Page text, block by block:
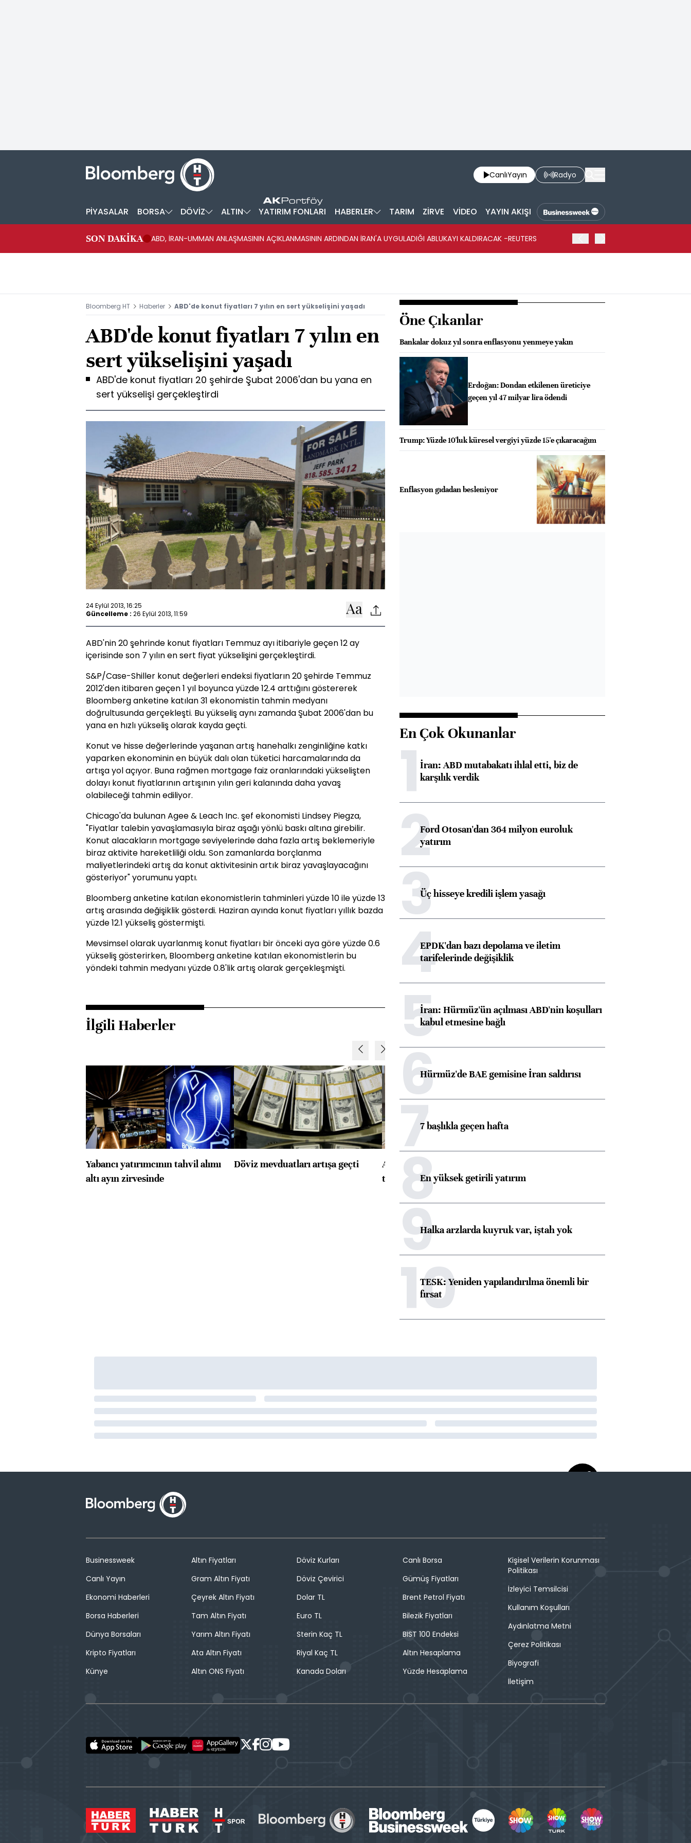
CanlıYayın Radyo
PİYASALAR BORSA DÖVİZ ALTIN YATIRIM FONLARI HABERLER TARIM ZİRVE VİDEO YAYIN AKIŞI
SON DAKİKA ABD, İRAN-UMMAN ANLAŞMASININ AÇIKLANMASININ ARDINDAN İRAN'A UYGULADIĞI ABLUKAYI KALDIRACAK -REUTERS
Bloomberg HT Haberler ABD'de konut fiyatları 7 yılın en sert yükselişini yaşadı
ABD'de konut fiyatları 7 yılın en
sert yükselişini yaşadı
ABD'de konut fiyatları 20 şehirde Şubat 2006'dan bu yana en
sert yükselişi gerçekleştirdi
24 Eylül 2013, 16:25
Güncelleme : 26 Eylül 2013, 11:59
ABD'nin 20 şehrinde konut fiyatları Temmuz ayı itibariyle geçen 12 ay
içerisinde son 7 yılın en sert fiyat yükselişini gerçekleştirdi.
S&P/Case-Shiller konut değerleri endeksi fiyatların 20 şehirde Temmuz
2012'den itibaren geçen 1 yıl boyunca yüzde 12.4 arttığını göstererek
Bloomberg anketine katılan 31 ekonomistin tahmin medyanı
doğrultusunda gerçekleşti. Bu yükseliş aynı zamanda Şubat 2006'dan bu
yana en hızlı yükseliş olarak kayda geçti.
Konut ve hisse değerlerinde yaşanan artış hanehalkı zenginliğine katkı
yaparken ekonominin en büyük dalı olan tüketici harcamalarında da
artışa yol açıyor. Buna rağmen mortgage faiz oranlarındaki yükselişten
dolayı konut fiyatlarının artışının yılın geri kalanında daha yavaş
olabileceği tahmin ediliyor.
Chicago'da bulunan Agee & Leach Inc. şef ekonomisti Lindsey Piegza,
"Fiyatlar talebin yavaşlamasıyla biraz aşağı yönlü baskı altına girebilir.
Konut alacakların mortgage seviyelerinde daha fazla artış beklemeriyle
biraz aktivite hareketliliği oldu. Son zamanlarda borçlanma
maliyetlerindeki artış da konut aktivitesinin artık biraz yavaşlayacağını
gösteriyor" yorumunu yaptı.
Bloomberg anketine katılan ekonomistlerin tahminleri yüzde 10 ile yüzde 13
artış arasında değişiklik gösterdi. Haziran ayında konut fiyatları yıllık bazda
yüzde 12.1 yükseliş göstermişti.
Mevsimsel olarak uyarlanmış konut fiyatları bir önceki aya göre yüzde 0.6
yükseliş gösterirken, Bloomberg anketine katılan ekonomistlerin bu
yöndeki tahmin medyanı yüzde 0.8'lik artış olarak gerçekleşmişti.
İlgili Haberler
Yabancı yatırımcının tahvil alımı
altı ayın zirvesinde
Döviz mevduatları artışa geçti
ABD'de konut başlangıçları
toparlandı
Almanya, Commerzbank
Öne Çıkanlar
Bankalar dokuz yıl sonra enflasyonu yenmeye yakın
Erdoğan: Dondan etkilenen üreticiye
geçen yıl 47 milyar lira ödendi
Trump: Yüzde 10'luk küresel vergiyi yüzde 15'e çıkaracağım
Enflasyon gıdadan besleniyor
En Çok Okunanlar
1İran: ABD mutabakatı ihlal etti, biz de
karşılık verdik
2Ford Otosan'dan 364 milyon euroluk
yatırım
3Üç hisseye kredili işlem yasağı
4EPDK'dan bazı depolama ve iletim
tarifelerinde değişiklik
5İran: Hürmüz'ün açılması ABD'nin koşulları
kabul etmesine bağlı
6Hürmüz'de BAE gemisine İran saldırısı
77 başlıkla geçen hafta
8En yüksek getirili yatırım
9Halka arzlarda kuyruk var, iştah yok
10
TESK: Yeniden yapılandırılma önemli bir
fırsat
Businessweek
Canlı Yayın
Ekonomi Haberleri
Borsa Haberleri
Dünya Borsaları
Kripto Fiyatları
Künye
Altın Fiyatları
Gram Altın Fiyatı
Çeyrek Altın Fiyatı
Tam Altın Fiyatı
Yarım Altın Fiyatı
Ata Altın Fiyatı
Altın ONS Fiyatı
Döviz Kurları
Döviz Çevirici
Dolar TL
Euro TL
Sterin Kaç TL
Riyal Kaç TL
Kanada Doları
Canlı Borsa
Gümüş Fiyatları
Brent Petrol Fiyatı
Bilezik Fiyatları
BIST 100 Endeksi
Altın Hesaplama
Yüzde Hesaplama
Kişisel Verilerin Korunması
Politikası
İzleyici Temsilcisi
Kullanım Koşulları
Aydınlatma Metni
Çerez Politikası
Biyografi
İletişim